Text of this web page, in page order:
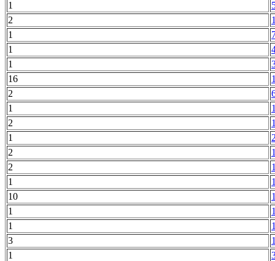
1
2
1
1
1
16
2
1
2
1
2
2
1
10
1
1
3
1